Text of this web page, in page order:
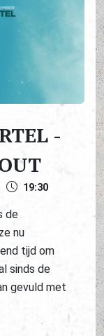
-
19:30
de
nu
tijd om
sinds de
gevuld met